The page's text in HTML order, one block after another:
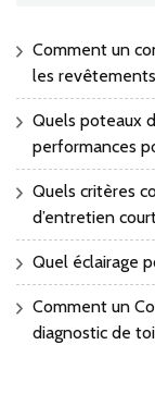
Comment un
les
Quels poteaux
performances
Quels critères
d’entretien
Quel éclairage
Comment un
diagnostic de